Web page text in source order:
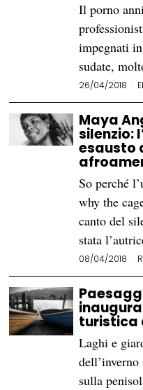
Il porno
impegnati
sudate,
26/04/2018
Maya
silenzio:
esausto
So perché
why the
canto del
stata
08/04/2018
turistica
Laghi e
sulla